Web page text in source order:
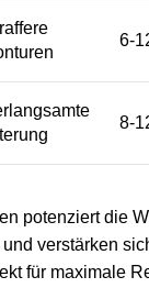
6-
8-
potenziert die
verstärken
für maximale